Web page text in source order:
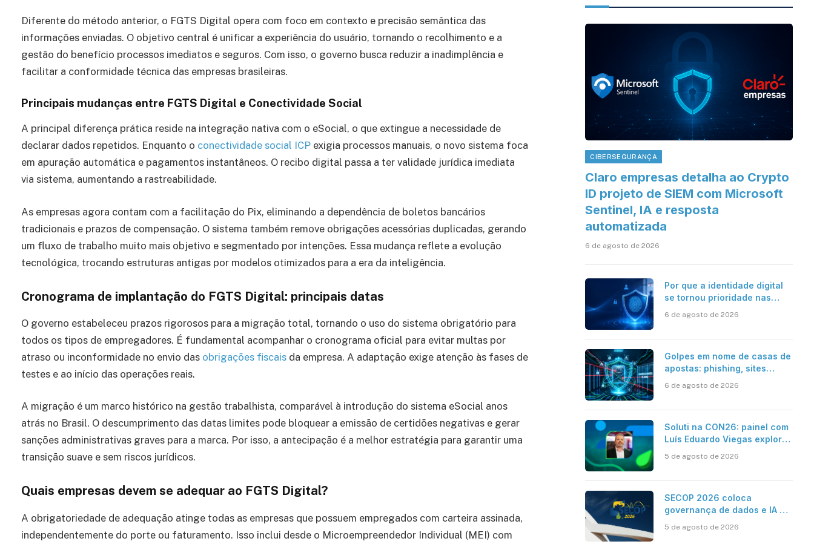
Diferente do método anterior, o FGTS Digital opera com foco em contexto e precisão semântica das
informações enviadas. O objetivo central é unificar a experiência do usuário, tornando o recolhimento e a
gestão do benefício processos imediatos e seguros. Com isso, o governo busca reduzir a inadimplência e
facilitar a conformidade técnica das empresas brasileiras.
Principais mudanças entre FGTS Digital e Conectividade Social
A principal diferença prática reside na integração nativa com o eSocial, o que extingue a necessidade de
declarar dados repetidos. Enquanto o conectividade social ICP exigia processos manuais, o novo sistema foca
em apuração automática e pagamentos instantâneos. O recibo digital passa a ter validade jurídica imediata
via sistema, aumentando a rastreabilidade.
As empresas agora contam com a facilitação do Pix, eliminando a dependência de boletos bancários
tradicionais e prazos de compensação. O sistema também remove obrigações acessórias duplicadas, gerando
um fluxo de trabalho muito mais objetivo e segmentado por intenções. Essa mudança reflete a evolução
tecnológica, trocando estruturas antigas por modelos otimizados para a era da inteligência.
Cronograma de implantação do FGTS Digital: principais datas
O governo estabeleceu prazos rigorosos para a migração total, tornando o uso do sistema obrigatório para
todos os tipos de empregadores. É fundamental acompanhar o cronograma oficial para evitar multas por
atraso ou inconformidade no envio das obrigações fiscais da empresa. A adaptação exige atenção às fases de
testes e ao início das operações reais.
A migração é um marco histórico na gestão trabalhista, comparável à introdução do sistema eSocial anos
atrás no Brasil. O descumprimento das datas limites pode bloquear a emissão de certidões negativas e gerar
sanções administrativas graves para a marca. Por isso, a antecipação é a melhor estratégia para garantir uma
transição suave e sem riscos jurídicos.
Quais empresas devem se adequar ao FGTS Digital?
A obrigatoriedade de adequação atinge todas as empresas que possuem empregados com carteira assinada,
independentemente do porte ou faturamento. Isso inclui desde o Microempreendedor Individual (MEI) com
CIBERSEGURANÇA
Claro empresas detalha ao Crypto
ID projeto de SIEM com Microsoft
Sentinel, IA e resposta
automatizada
6 de agosto de 2026
Por que a identidade digital
se tornou prioridade nas
6 de agosto de 2026
Golpes em nome de casas de
apostas: phishing, sites
6 de agosto de 2026
Soluti na CON26: painel com
Luís Eduardo Viegas explora
eficiência da Contabilidade
5 de agosto de 2026
SECOP 2026 coloca
governança de dados e IA no
5 de agosto de 2026